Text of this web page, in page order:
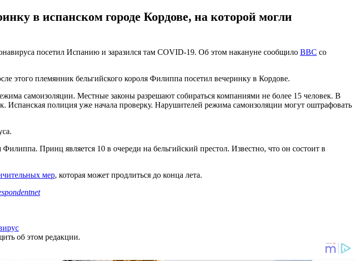
в испанском городе Кордове, на которой могли
посетил Испанию и заразился там COVID-19. Об этом накануне сообщило BBC со
этого племянник бельгийского короля Филиппа посетил вечеринку в Кордове.
самоизоляции. Местные законы разрешают собираться компаниями не более 15 человек. В
полиция уже начала проверку. Нарушителей режима самоизоляции могут оштрафовать
Принц является 10 в очереди на бельгийский престол. Известно, что он состоит в
мер, которая может продлиться до конца лета.
об этом редакции.